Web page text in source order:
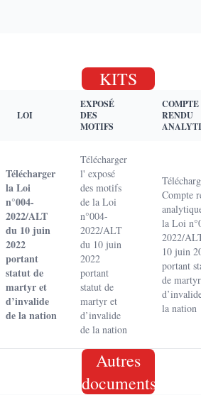
KITS
LOI
EXPOSÉ
DES
MOTIFS
COMPTE
RENDU
Télécharger
la Loi
n°004-
2022/ALT
du 10 juin
2022
portant
statut de
martyr et
d’invalide
de la nation
Télécharger
l' exposé
des motifs
de la Loi
n°004-
2022/ALT
du 10 juin
2022
portant
statut de
martyr et
d’invalide
de la nation
Compte
la Loi
2022/
10 juin
portant
de
la nation
Autres
documents